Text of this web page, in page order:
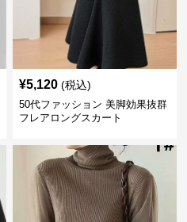
¥5,120 (税込)
50代ファッション 美脚効果抜群
フレアロングスカート